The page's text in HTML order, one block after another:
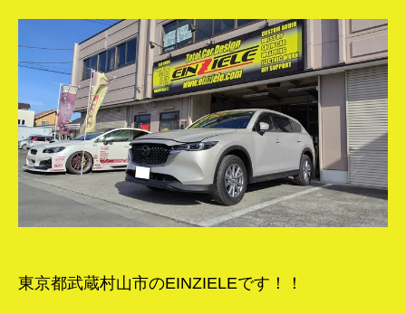
ウ
タ
ー
バ
ッ
フ
ル！
へ
の
東京都武蔵村山市のEINZIELEです！！